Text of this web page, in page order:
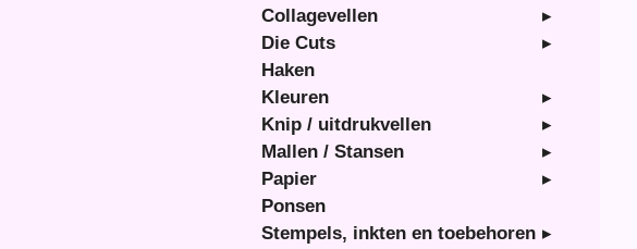
Collagevellen
Die Cuts
Haken
Kleuren
Knip / uitdrukvellen
Mallen / Stansen
Papier
Ponsen
Stempels, inkten en toebehoren